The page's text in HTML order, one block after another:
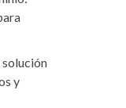
y